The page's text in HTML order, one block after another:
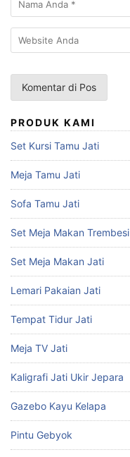
PRODUK KAMI
Set Kursi Tamu Jati
Meja Tamu Jati
Sofa Tamu Jati
Set Meja Makan Trembesi
Set Meja Makan Jati
Lemari Pakaian Jati
Tempat Tidur Jati
Meja TV Jati
Kaligrafi Jati Ukir Jepara
Gazebo Kayu Kelapa
Pintu Gebyok